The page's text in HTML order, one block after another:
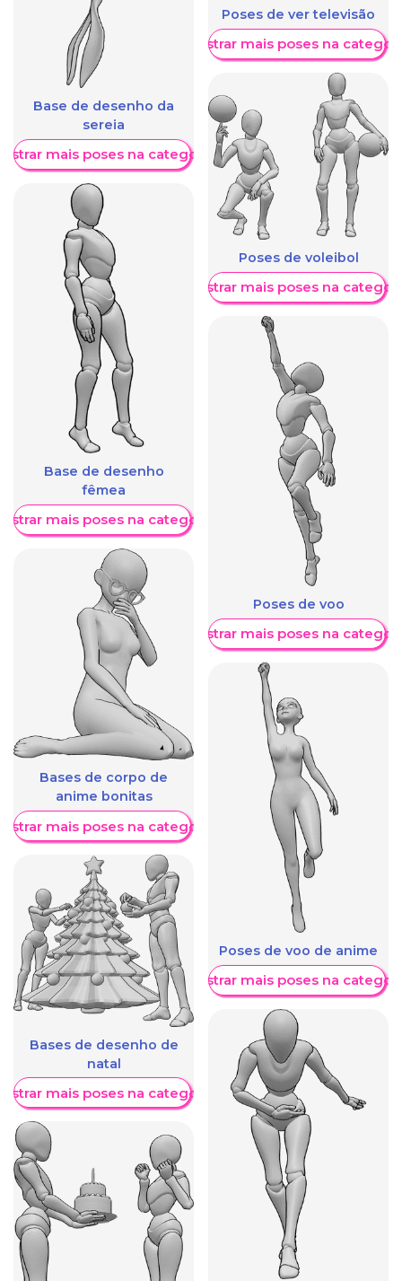
Base de desenho da
sereia
mais poses na categoria
Base de desenho
fêmea
mais poses na categoria
Bases de corpo de
anime bonitas
mais poses na categoria
Bases de desenho de
natal
mais poses na categoria
Poses de ver televisão
Mostrar mais poses na
Poses de voleibol
Mostrar mais poses na
Poses de voo
Mostrar mais poses na
Poses de voo de anime
Mostrar mais poses na